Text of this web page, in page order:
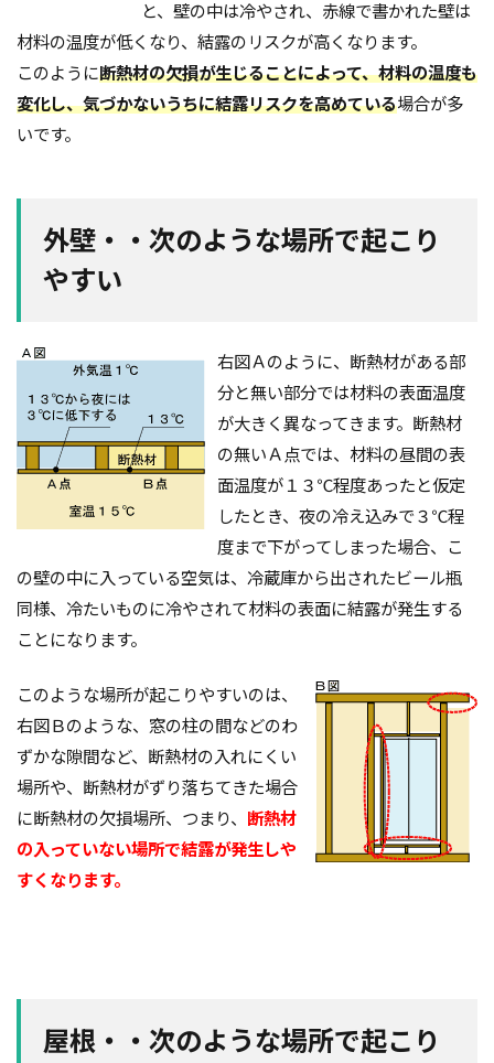
と、壁の中は冷やされ、赤線で書かれた壁は
材料の温度が低くなり、結露のリスクが高くなります。
このように断熱材の欠損が生じることによって、材料の温度も
変化し、気づかないうちに結露リスクを高めている場合が多
いです。
外壁・・次のような場所で起こり
やすい
右図Ａのように、断熱材がある部
分と無い部分では材料の表面温度
が大きく異なってきます。断熱材
の無いＡ点では、材料の昼間の表
面温度が１３℃程度あったと仮定
したとき、夜の冷え込みで３℃程
度まで下がってしまった場合、こ
の壁の中に入っている空気は、冷蔵庫から出されたビール瓶
同様、冷たいものに冷やされて材料の表面に結露が発生する
ことになります。
このような場所が起こりやすいのは、
右図Ｂのような、窓の柱の間などのわ
ずかな隙間など、断熱材の入れにくい
場所や、断熱材がずり落ちてきた場合
に断熱材の欠損場所、つまり、 断熱材
の入っていない場所で結露が発生しや
すくなります。
屋根・・次のような場所で起こり